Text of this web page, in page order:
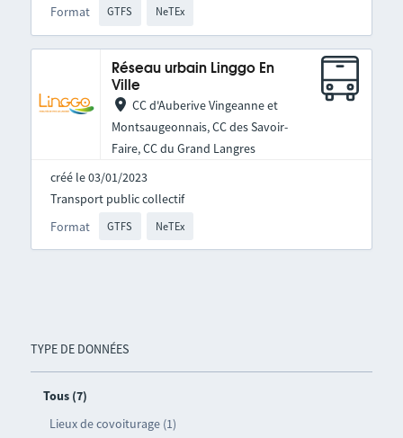
TYPE DE DONNÉES
Tous (7)
Lieux de covoiturage (1)
Format GTFS NeTEx
Réseau urbain Linggo En
Ville
CC d'Auberive Vingeanne et
Montsaugeonnais, CC des Savoir-
Faire, CC du Grand Langres
créé le 03/01/2023
Format GTFS NeTEx
Transport public collectif